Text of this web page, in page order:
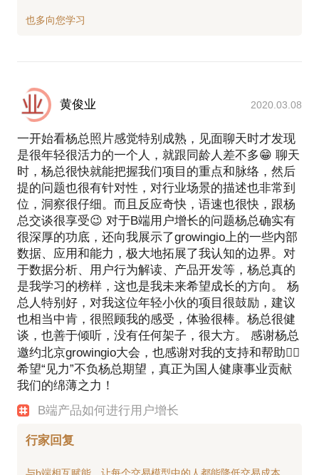
黄俊业 2020.03.08
一开始看杨总照片感觉特别成熟，见面聊天时才发现
是很年轻很活力的一个人，就跟同龄人差不多😁 聊天
时，杨总很快就能把握我们项目的重点和脉络，然后
提的问题也很有针对性，对行业场景的描述也非常到
位，洞察很仔细。而且反应奇快，语速也很快，跟杨
总交谈很享受😉 对于B端用户增长的问题杨总确实有
很深厚的功底，还向我展示了growingio上的一些内部
数据、应用和能力，极大地拓展了我认知的边界。对
于数据分析、用户行为解读、产品开发等，杨总真的
是我学习的榜样，这也是我未来希望成长的方向。 杨
总人特别好，对我这位年轻小伙的项目很鼓励，建议
也相当中肯，很照顾我的感受，体验很棒。杨总很健
谈，也善于倾听，没有任何架子，很大方。 感谢杨总
邀约北京growingio大会，也感谢对我的支持和帮助👍🏻
希望“见力”不负杨总期望，真正为国人健康事业贡献
我们的绵薄之力！
B端产品如何进行用户增长
行家回复